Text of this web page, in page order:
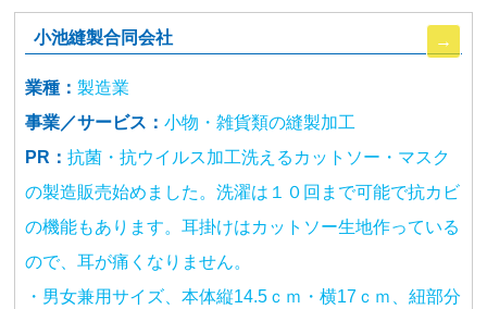
小池縫製合同会社
業種： 製造業
事業／サービス： 小物・雑貨類の縫製加工
PR： 抗菌・抗ウイルス加工洗えるカットソー・マスク
の製造販売始めました。洗濯は１０回まで可能で抗カビ
の機能もあります。耳掛けはカットソー生地作っている
ので、耳が痛くなりません。
・男女兼用サイズ、本体縦14.5ｃｍ・横17ｃｍ、紐部分